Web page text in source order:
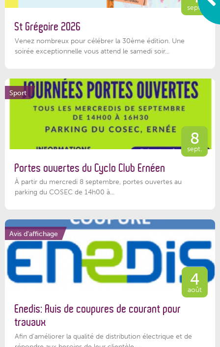
sept.
St Grégoire 2026
Venez nombreux pour célébrer la 30ème édition. Une
soirée exceptionnelle vous attend le samedi soir...
Sport
8
sept.
Portes ouvertes du Cyclo Club Ernéen
À partir du mercredi 8 septembre, portes ouvertes au
parking du COSEC de 14h00 à...
Avis d'affichage
4
août
Enedis: Avis de coupures de courant pour
travaux
Afin d’améliorer la qualité de distribution électrique et de